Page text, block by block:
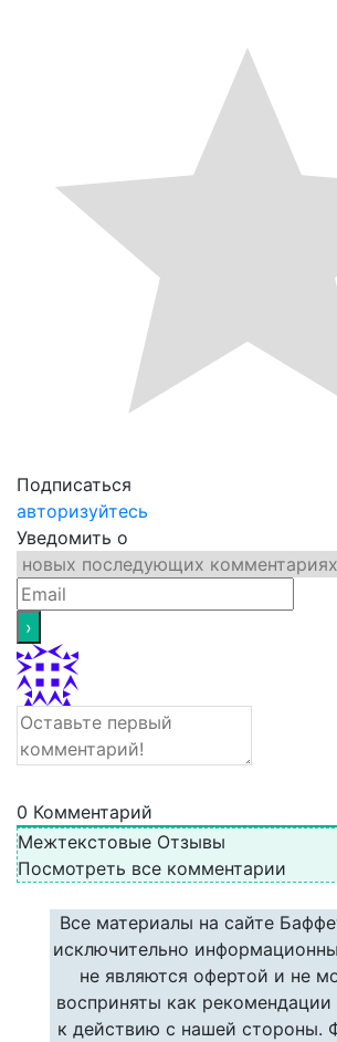
Подписаться
авторизуйтесь
Уведомить о
0 Комментарий
Межтекстовые Отзывы
Посмотреть все комментарии
Все материалы на сайте
исключительно
не являются офертой и не
восприняты как
к действию с нашей стороны.